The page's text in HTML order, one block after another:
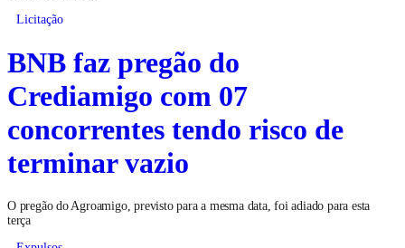
Licitação
BNB faz pregão do
Crediamigo com 07
concorrentes tendo risco de
terminar vazio
O pregão do Agroamigo, previsto para a mesma data, foi adiado para esta
terça